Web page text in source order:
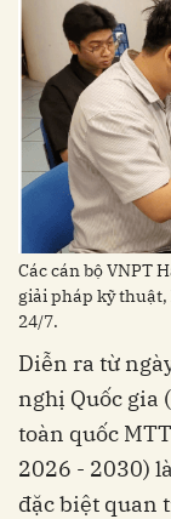
Các cán bộ VNPT
giải pháp kỹ
24/7.
Diễn ra từ
nghị Quốc gia
toàn quốc
2026 - 2030)
đặc biệt quan